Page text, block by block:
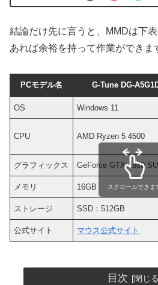
結論だけ先に言うと、MMDは下
あれば余裕を持って作業ができま
PCモデル名 G-Tune DG-
OS Windows 11
CPU AMD Ryzen 5 4500
グラフィックス GeForce GTX 1660
メモリ 16GB
ストレージ SSD：512GB
公式サイト マウス公式サイト
スクロールできま
目次